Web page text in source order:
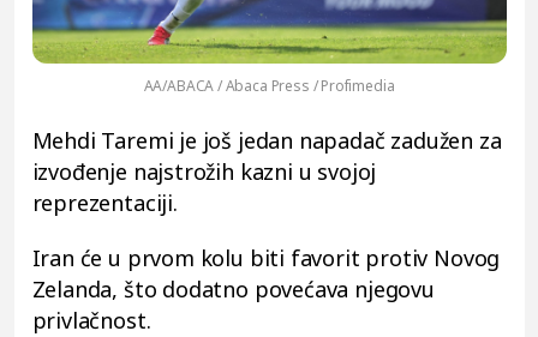
AA/ABACA / Abaca Press / Profimedia
Mehdi Taremi je još jedan napadač zadužen za
izvođenje najstrožih kazni u svojoj
reprezentaciji.
Iran će u prvom kolu biti favorit protiv Novog
Zelanda, što dodatno povećava njegovu
privlačnost.